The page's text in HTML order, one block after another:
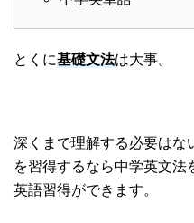
とくに基礎文法は大事。
深くまで理解する必要はな
を習得するなら中学英文
英語習得ができます。